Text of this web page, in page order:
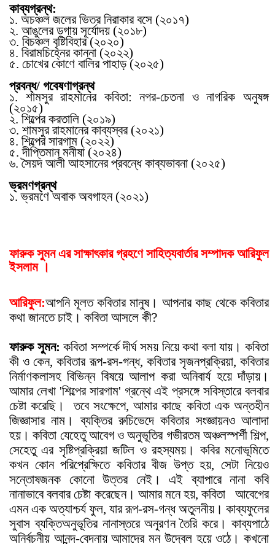
কাব্যগ্রন্থ:
১. অচঞ্চল জলের ভিতর নিরাকার বসে (২০১৭)
২. আঙুলের ডগায় সূর্যোদয় (২০১৮)
৩. বিচঞ্চল বৃষ্টিবিহার (২০২০)
৪. বিরামচিহ্নের কান্না (২০২২)
৫. চোখের কোণে বালির পাহাড় (২০২৫)
প্রবন্ধ/ গবেষণাগ্রন্থ
১. শামসুর রাহমানের কবিতা: নগর-চেতনা ও নাগরিক অনুষঙ্গ
(২০১৫)
২. শিল্পের করতালি (২০১৯)
৩. শামসুর রাহমানের কাব্যস্বর (২০২১)
৪. শিল্পের সারগাম (২০২২)
৫. দীপ্তিমান মনীষা (২০২৪)
৬. সৈয়দ আলী আহসানের প্রবন্ধে কাব্যভাবনা (২০২৫)
ভ্রমণগ্রন্থ
১. ভ্রমণে অবাক অবগাহন (২০২১)
ফারুক সুমন এর সাক্ষাৎকার গ্রহণে সাহিত্যবার্তার সম্পাদক আরিফুল
ইসলাম ।
আরিফুল:আপনি মূলত কবিতার মানুষ। আপনার কাছ থেকে কবিতার
কথা জানতে চাই। কবিতা আসলে কী?
ফারুক সুমন: কবিতা সম্পর্কে দীর্ঘ সময় নিয়ে কথা বলা যায়। কবিতা
কী ও কেন, কবিতার রূপ-রস-গন্ধ, কবিতার সৃজনপ্রক্রিয়া, কবিতার
নির্মাণকলাসহ বিভিন্ন বিষয়ে আলাপ করা অনিবার্য হয়ে দাঁড়ায়।
আমার লেখা 'শিল্পের সারগাম' গ্রন্থে এই প্রসঙ্গে সবিস্তারে বলবার
চেষ্টা করেছি।
তবে সংক্ষেপে, আমার কাছে কবিতা এক অন্তহীন
জিজ্ঞাসার নাম। ব্যক্তির রুচিভেদে কবিতার সংজ্ঞায়নও আলাদা
হয়। কবিতা যেহেতু আবেগ ও অনুভূতির গভীরতম অঞ্চলস্পর্শী শিল্প,
সেহেতু এর সৃষ্টিপ্রক্রিয়া জটিল ও রহস্যময়। কবির মনোভূমিতে
কখন কোন পরিপ্রেক্ষিতে কবিতার বীজ উপ্ত হয়, সেটা নিয়েও
সন্তোষজনক কোনো উত্তর নেই। এই ব্যাপারে নানা কবি
নানাভাবে বলবার চেষ্টা করেছেন। আমার মনে হয়, কবিতা
আবেগের
এমন এক অত্যাশ্চর্য ফুল, যার রূপ-রস-গন্ধ অতুলনীয়। কাব্যফুলের
সুবাস ব্যক্তিঅনুভূতির নানাস্তরে অনুরণন তৈরি করে। কাব্যপাঠে
অনির্বচনীয় আনন্দ-বেদনায় আমাদের মন উদ্বেল হয়ে ওঠে। কখনো